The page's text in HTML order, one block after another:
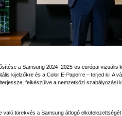
a Samsung 2024–2025-ös európai vizuális
kijelzőkre és a Color E-Paperre – terjed ki. A
felkészülve a nemzetközi szabályozási
való törekvés a Samsung átfogó